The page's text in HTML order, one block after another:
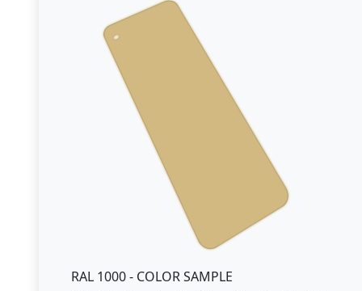
RAL 1000 - COLOR SAMPLE